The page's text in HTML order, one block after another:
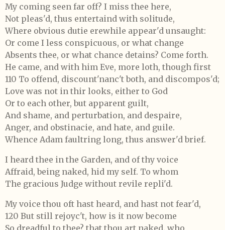
My coming seen far off? I miss thee here,
Not pleas'd, thus entertaind with solitude,
Where obvious dutie erewhile appear'd unsaught:
Or come I less conspicuous, or what change
Absents thee, or what chance detains? Come forth.
He came, and with him Eve, more loth, though first
110 To offend, discount'nanc't both, and discompos'd;
Love was not in thir looks, either to God
Or to each other, but apparent guilt,
And shame, and perturbation, and despaire,
Anger, and obstinacie, and hate, and guile.
Whence Adam faultring long, thus answer'd brief.
I heard thee in the Garden, and of thy voice
Affraid, being naked, hid my self. To whom
The gracious Judge without revile repli'd.
My voice thou oft hast heard, and hast not fear'd,
120 But still rejoyc't, how is it now become
So dreadful to thee? that thou art naked, who